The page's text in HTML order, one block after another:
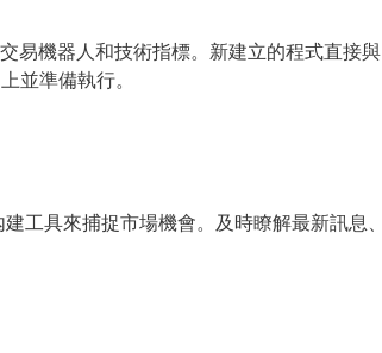
易機器人和技術指標。新建立的程式直接與
並準備執行。
工具來捕捉市場機會。及時瞭解最新訊息、